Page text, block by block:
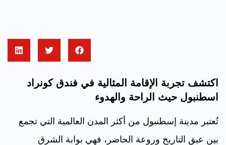
اكتشف تجربة الإقامة المثالية في فندق كونراد
اسطنبول حيث الراحة والهدوء
تُعتبر مدينة إسطنبول من أكثر المدن العالمية التي تجمع
بين عبق التاريخ وروعة الحاضر، فهي بوابة الشرق